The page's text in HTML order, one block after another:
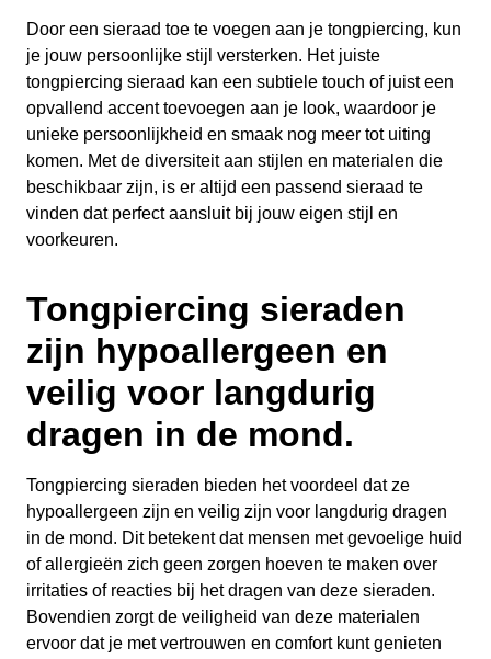
Door een sieraad toe te voegen aan je tongpiercing, kun
je jouw persoonlijke stijl versterken. Het juiste
tongpiercing sieraad kan een subtiele touch of juist een
opvallend accent toevoegen aan je look, waardoor je
unieke persoonlijkheid en smaak nog meer tot uiting
komen. Met de diversiteit aan stijlen en materialen die
beschikbaar zijn, is er altijd een passend sieraad te
vinden dat perfect aansluit bij jouw eigen stijl en
voorkeuren.
Tongpiercing sieraden
zijn hypoallergeen en
veilig voor langdurig
dragen in de mond.
Tongpiercing sieraden bieden het voordeel dat ze
hypoallergeen zijn en veilig zijn voor langdurig dragen
in de mond. Dit betekent dat mensen met gevoelige huid
of allergieën zich geen zorgen hoeven te maken over
irritaties of reacties bij het dragen van deze sieraden.
Bovendien zorgt de veiligheid van deze materialen
ervoor dat je met vertrouwen en comfort kunt genieten